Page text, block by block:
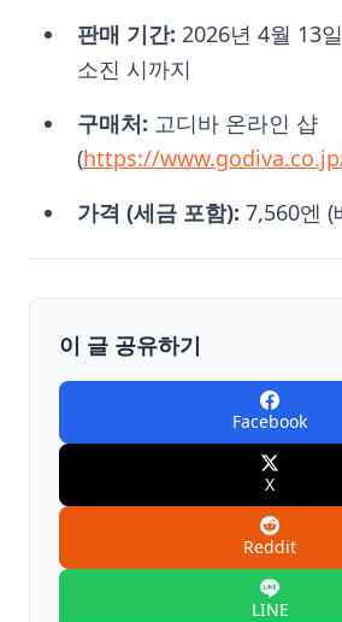
판매 기간: 2026년 4월 13
소진 시까지
구매처: 고디바 온라인 샵
(https://
가격 (세금 포함): 7,560엔 (
이 글 공유하기
Facebook
X
Reddit
LINE